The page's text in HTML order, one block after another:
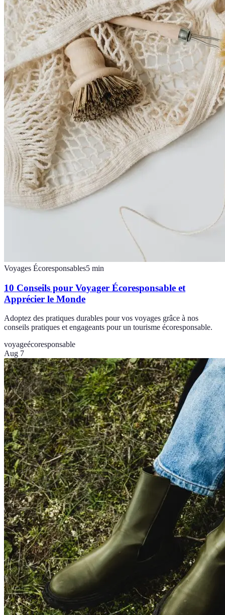
Voyages Écoresponsables5 min
10 Conseils pour Voyager Écoresponsable et
Apprécier le Monde
Adoptez des pratiques durables pour vos voyages grâce à nos
conseils pratiques et engageants pour un tourisme écoresponsable.
voyageécoresponsable
Aug 7